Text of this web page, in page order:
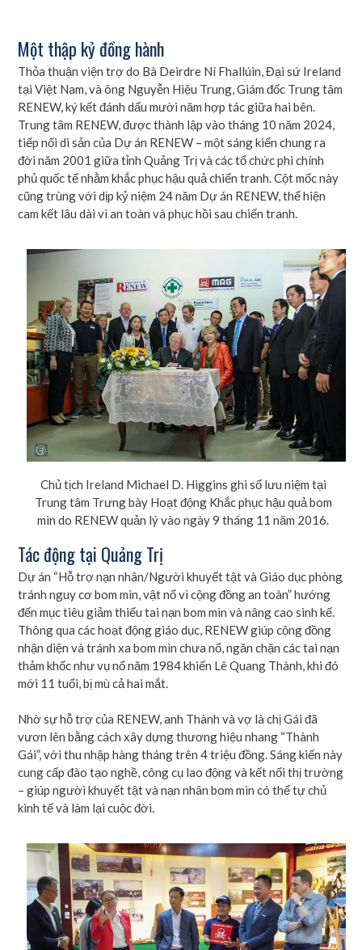
Một thập kỷ đồng hành
Thỏa thuận viện trợ do Bà Deirdre Ní Fhallúin, Đại sứ Ireland
tại Việt Nam, và ông Nguyễn Hiệu Trung, Giám đốc Trung tâm
RENEW, ký kết đánh dấu mười năm hợp tác giữa hai bên.
Trung tâm RENEW, được thành lập vào tháng 10 năm 2024,
tiếp nối di sản của Dự án RENEW – một sáng kiến chung ra
đời năm 2001 giữa tỉnh Quảng Trị và các tổ chức phi chính
phủ quốc tế nhằm khắc phục hậu quả chiến tranh. Cột mốc này
cũng trùng với dịp kỷ niệm 24 năm Dự án RENEW, thể hiện
cam kết lâu dài vì an toàn và phục hồi sau chiến tranh.
Chủ tịch Ireland Michael D. Higgins ghi sổ lưu niệm tại
Trung tâm Trưng bày Hoạt động Khắc phục hậu quả bom
mìn do RENEW quản lý vào ngày 9 tháng 11 năm 2016.
Tác động tại Quảng Trị
Dự án “Hỗ trợ nạn nhân/Người khuyết tật và Giáo dục phòng
tránh nguy cơ bom mìn, vật nổ vì cộng đồng an toàn” hướng
đến mục tiêu giảm thiểu tai nạn bom mìn và nâng cao sinh kế.
Thông qua các hoạt động giáo dục, RENEW giúp cộng đồng
nhận diện và tránh xa bom mìn chưa nổ, ngăn chặn các tai nạn
thảm khốc như vụ nổ năm 1984 khiến Lê Quang Thành, khi đó
mới 11 tuổi, bị mù cả hai mắt.
Nhờ sự hỗ trợ của RENEW, anh Thành và vợ là chị Gái đã
vươn lên bằng cách xây dựng thương hiệu nhang “Thành
Gái”, với thu nhập hàng tháng trên 4 triệu đồng. Sáng kiến này
cung cấp đào tạo nghề, công cụ lao động và kết nối thị trường
– giúp người khuyết tật và nạn nhân bom mìn có thể tự chủ
kinh tế và làm lại cuộc đời.